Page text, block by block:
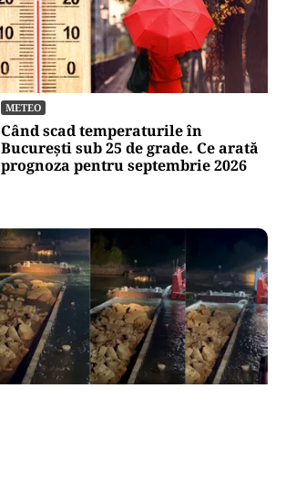
METEO
Când scad temperaturile în
București sub 25 de grade. Ce arată
prognoza pentru septembrie 2026